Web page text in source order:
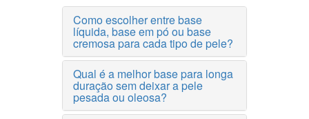
Como escolher entre base
líquida, base em pó ou base
cremosa para cada tipo de pele?
Qual é a melhor base para longa
duração sem deixar a pele
pesada ou oleosa?